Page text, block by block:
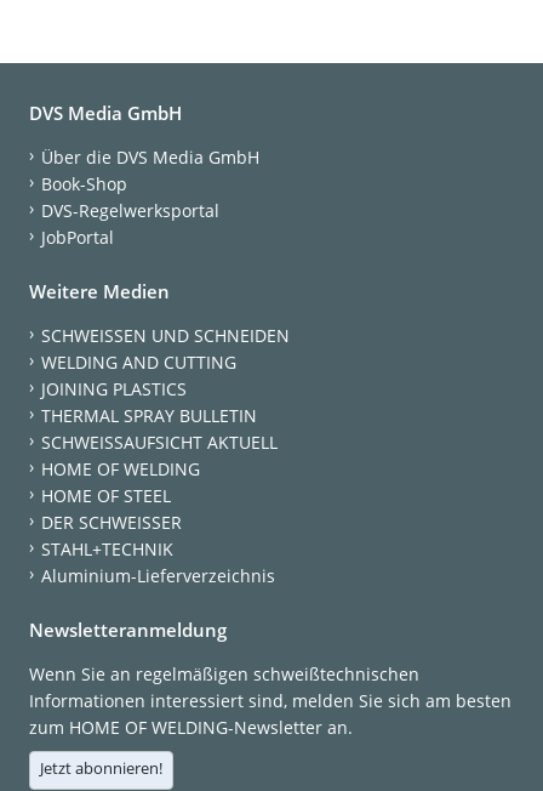
DVS Media GmbH
Über die DVS Media GmbH
Book-Shop
DVS-Regelwerksportal
JobPortal
Weitere Medien
SCHWEISSEN UND SCHNEIDEN
WELDING AND CUTTING
JOINING PLASTICS
THERMAL SPRAY BULLETIN
SCHWEISSAUFSICHT AKTUELL
HOME OF WELDING
HOME OF STEEL
DER SCHWEISSER
STAHL+TECHNIK
Aluminium-Lieferverzeichnis
Newsletteranmeldung
Wenn Sie an regelmäßigen schweißtechnischen
Informationen interessiert sind, melden Sie sich am besten
zum HOME OF WELDING-Newsletter an.
Jetzt abonnieren!